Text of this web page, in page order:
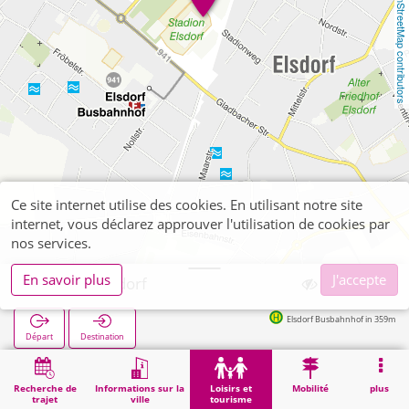
OpenStreetMap contributors
Recherche de
trajet
Informations sur la
ville
Loisirs et
tourisme
Mobilité plus
Freibad Elsdorf
Départ Destination
Elsdorf Busbahnhof in 359m
Démarrage Loisirs et tourisme Freibad Elsdorf
Ce site internet utilise des cookies. En utilisant notre site
internet, vous déclarez approuver l'utilisation de cookies par
nos services.
En savoir plus
J'accepte